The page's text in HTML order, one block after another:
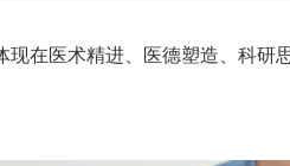
在医术精进、医德塑造、科研